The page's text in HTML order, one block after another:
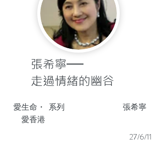
張希寧──
走過情緒的幽谷
張希寧
愛生命・
愛香港
系列
27/6/11